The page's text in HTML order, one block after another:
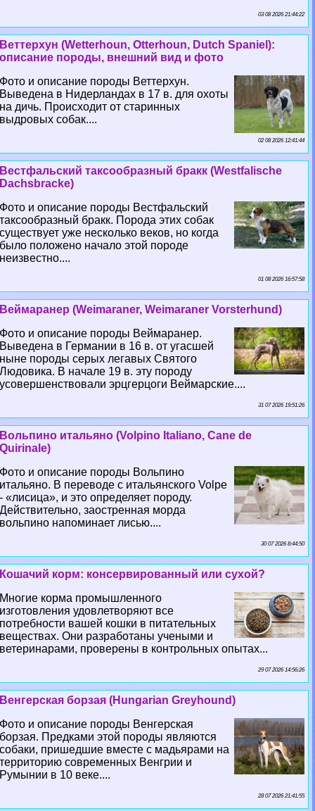
03 08 2026 21:44:22
Веттерхун (Wetterhoun, Otterhoun, Dutch Spaniel):
описание породы, внешний вид и фото
Фото и описание породы Веттерхун.
Выведена в Нидерландах в 17 в. для охоты
на дичь. Происходит от старинных
выдровых собак....
02 08 2026 12:41:44
Вестфальский таксообразный бpaкк (Westfalische
Dachsbracke)
Фото и описание породы Вестфальский
таксообразный бpaкк. Порода этих собак
существует уже несколько веков, но когда
было положено начало этой породе
неизвестно....
01 08 2026 16:57:58
Веймаранер (Weimaraner, Weimaraner Vorsterhund)
Фото и описание породы Веймаранер.
Выведена в Германии в 16 в. от угасшей
ныне породы серых легавых Святого
Людовика. В начале 19 в. эту породу
усовершенствовали эрцгерцоги Веймарские....
31 07 2026 19:51:26
Вольпино итальяно (Volpino Italiano, Cane de
Quirinale)
Фото и описание породы Вольпино
итальяно. В переводе с итальянского Volpe
- «лисица», и это определяет породу.
Действительно, заостренная морда
вольпино напоминает лисью....
30 07 2026 8:44:50
Кошачий корм: консервированный или сухой?
Многие корма промышленного
изготовления удовлетворяют все
потребности вашей кошки в питательных
веществах. Они разработаны учеными и
ветеринарами, проверены в контрольных опытах...
29 07 2026 14:56:26
Венгерская борзая (Hungarian Greyhound)
Фото и описание породы Венгерская
борзая. Предками этой породы являются
собаки, пришедшие вместе с мадьярами на
территорию современных Венгрии и
Румынии в 10 веке....
28 07 2026 21:41:55